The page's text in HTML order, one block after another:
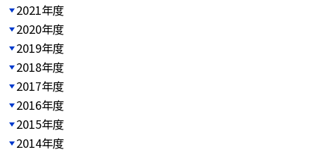
2021年度
2020年度
2019年度
2018年度
2017年度
2016年度
2015年度
2014年度